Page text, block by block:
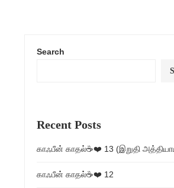
Search
Recent Posts
காஃபீன் காதல்☕❤️ 13 (இறுதி
காஃபீன் காதல்☕❤️ 12